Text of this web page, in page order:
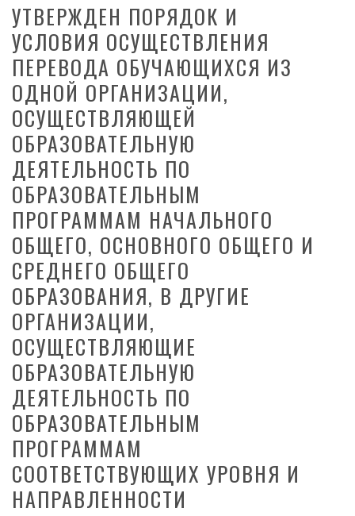
УТВЕРЖДЕН ПОРЯДОК И
УСЛОВИЯ ОСУЩЕСТВЛЕНИЯ
ПЕРЕВОДА ОБУЧАЮЩИХСЯ ИЗ
ОДНОЙ ОРГАНИЗАЦИИ,
ОСУЩЕСТВЛЯЮЩЕЙ
ОБРАЗОВАТЕЛЬНУЮ
ДЕЯТЕЛЬНОСТЬ ПО
ОБРАЗОВАТЕЛЬНЫМ
ПРОГРАММАМ НАЧАЛЬНОГО
ОБЩЕГО, ОСНОВНОГО ОБЩЕГО И
СРЕДНЕГО ОБЩЕГО
ОБРАЗОВАНИЯ, В ДРУГИЕ
ОРГАНИЗАЦИИ,
ОСУЩЕСТВЛЯЮЩИЕ
ОБРАЗОВАТЕЛЬНУЮ
ДЕЯТЕЛЬНОСТЬ ПО
ОБРАЗОВАТЕЛЬНЫМ
ПРОГРАММАМ
СООТВЕТСТВУЮЩИХ УРОВНЯ И
НАПРАВЛЕННОСТИ